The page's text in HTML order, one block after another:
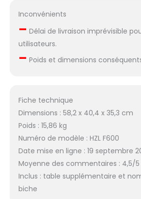
Inconvénients
– Délai de livraison imprévisible
utilisateurs.
– Poids et dimensions
Fiche technique
Dimensions : 58,2 x 40,4 x 35,3 cm
Poids : 15,86 kg
Numéro de modèle : HZL F600
Date mise en ligne : 19 septembre
Moyenne des commentaires : 4,5/5
Inclus : table supplémentaire et
biche